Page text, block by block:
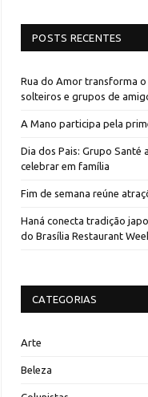
POSTS RECENTES
Rua do Amor transforma
solteiros e grupos de
A Mano participa pela
Dia dos Pais: Grupo
celebrar em família
Fim de semana reúne
Haná conecta tradição
do Brasília Restaurant
CATEGORIAS
Arte
Beleza